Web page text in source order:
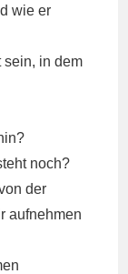
wie er
sein, in dem
noch?
der
aufnehmen